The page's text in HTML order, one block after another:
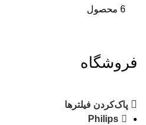
6 محصول
فروشگاه
پاک‌کردن فیلترها
Philips